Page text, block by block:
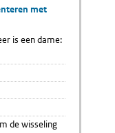
met
is een dame:
de wisseling